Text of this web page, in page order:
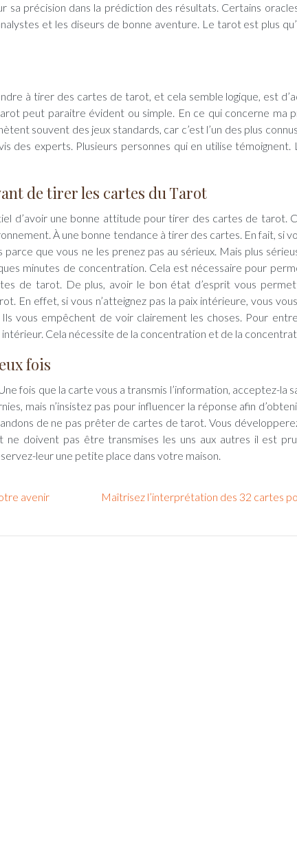
et les diseurs de bonne aventure. Le tarot est plus
à tirer des cartes de tarot, et cela semble logique, est
peut paraitre évident ou simple. En ce qui concerne ma
souvent des jeux standards, car c’est l’un des plus
des experts. Plusieurs personnes qui en utilise témoignent.
de tirer les cartes du Tarot
d’avoir une bonne attitude pour tirer des cartes de tarot.
À une bonne tendance à tirer des cartes. En fait, si
que vous ne les prenez pas au sérieux. Mais plus
minutes de concentration. Cela est nécessaire pour
de tarot. De plus, avoir le bon état d’esprit vous
En effet, si vous n’atteignez pas la paix intérieure, vous
vous empêchent de voir clairement les choses. Pour
Cela nécessite de la concentration et de la
fois
fois que la carte vous a transmis l’information, acceptez-la
mais n’insistez pas pour influencer la réponse afin
de ne pas prêter de cartes de tarot. Vous
doivent pas être transmises les uns aux autres il est
leur une petite place dans votre maison.
avenir
Maîtrisez l’interprétation des 32 cartes